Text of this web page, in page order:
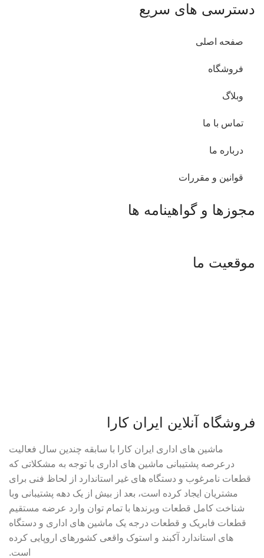
دسترسی های سریع
صفحه اصلی
فروشگاه
وبلاگ
تماس با ما
درباره ما
قوانین و مقررات
مجوزها و گواهینامه ها
موقعیت ما
فروشگاه آنلاین ایران کارا
ماشین های اداری ایران کارا با سابقه چندین سال فعالیت
درعرصه پشتیبانی ماشین های اداری با توجه به مشکلاتی که
قطعات نامرغوب و دستگاه های غیر استاندارد از لحاظ فنی برای
مشتریان ایجاد کرده است، بعد از بیش از یک دهه پشتیبانی وبا
شناخت کامل قطعات وبرندها با تمام توان وارد عرضه مستقیم
قطعات فابریک و قطعات درجه یک ماشین های اداری و دستگاه
های استاندارد آکبند و استوک واقعی کشورهای اروپایی کرده
است.